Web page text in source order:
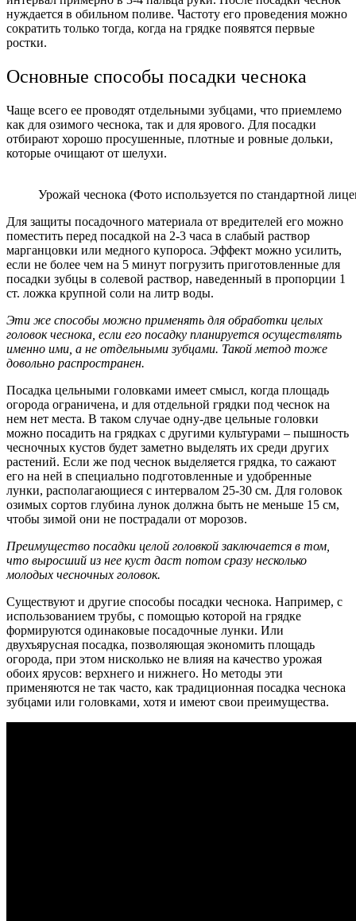
нуждается в обильном поливе. Частоту его проведения можно
сократить только тогда, когда на грядке появятся первые
ростки.
Основные способы посадки чеснока
Чаще всего ее проводят отдельными зубцами, что приемлемо
как для озимого чеснока, так и для ярового. Для посадки
отбирают хорошо просушенные, плотные и ровные дольки,
которые очищают от шелухи.
Урожай чеснока (Фото используется по стандартной
Для защиты посадочного материала от вредителей его можно
поместить перед посадкой на 2-3 часа в слабый раствор
марганцовки или медного купороса. Эффект можно усилить,
если не более чем на 5 минут погрузить приготовленные для
посадки зубцы в солевой раствор, наведенный в пропорции 1
ст. ложка крупной соли на литр воды.
Эти же способы можно применять для обработки целых
головок чеснока, если его посадку планируется осуществлять
именно ими, а не отдельными зубцами. Такой метод тоже
довольно распространен.
Посадка цельными головками имеет смысл, когда площадь
огорода ограничена, и для отдельной грядки под чеснок на
нем нет места. В таком случае одну-две цельные головки
можно посадить на грядках с другими культурами – пышность
чесночных кустов будет заметно выделять их среди других
растений. Если же под чеснок выделяется грядка, то сажают
его на ней в специально подготовленные и удобренные
лунки, располагающиеся с интервалом 25-30 см. Для головок
озимых сортов глубина лунок должна быть не меньше 15 см,
чтобы зимой они не пострадали от морозов.
Преимущество посадки целой головкой заключается в том,
что выросший из нее куст даст потом сразу несколько
молодых чесночных головок.
Существуют и другие способы посадки чеснока. Например, с
использованием трубы, с помощью которой на грядке
формируются одинаковые посадочные лунки. Или
двухъярусная посадка, позволяющая экономить площадь
огорода, при этом нисколько не влияя на качество урожая
обоих ярусов: верхнего и нижнего. Но методы эти
применяются не так часто, как традиционная посадка чеснока
зубцами или головками, хотя и имеют свои преимущества.